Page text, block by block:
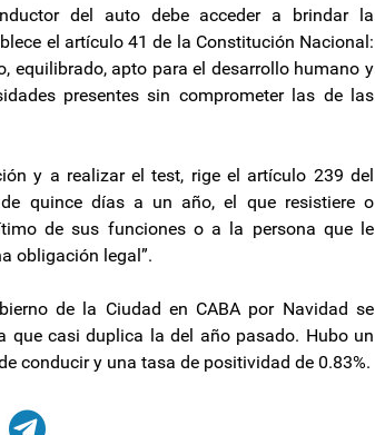
del auto debe acceder a brindar la
el artículo 41 de la Constitución Nacional:
equilibrado, apto para el desarrollo humano y
presentes sin comprometer las de las
y a realizar el test, rige el artículo 239 del
quince días a un año, el que resistiere o
de sus funciones o a la persona que le
obligación legal”.
de la Ciudad en CABA por Navidad se
que casi duplica la del año pasado. Hubo un
conducir y una tasa de positividad de 0.83%.